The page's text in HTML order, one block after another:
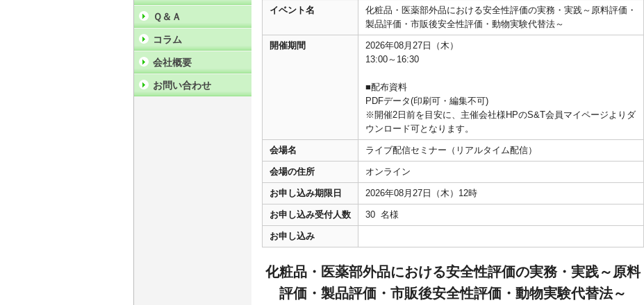
イベント名
化粧品・医薬部外品における安全性評価の実務・実践～原料評価・
製品評価・市販後安全性評価・動物実験代替法～
開催期間
2026年08月27日（木）
13:00～16:30
■配布資料
PDFデータ(印刷可・編集不可)
※開催2日前を目安に、主催会社様HPのS&T会員マイページよりダ
ウンロード可となります。
会場名 ライブ配信セミナー（リアルタイム配信）
会場の住所 オンライン
お申し込み期限日 2026年08月27日（木）12時
お申し込み受付人数 30 名様
お申し込み
化粧品・医薬部外品における安全性評価の実務・実践～原料
評価・製品評価・市販後安全性評価・動物実験代替法～
Ｑ＆Ａ
コラム
会社概要
お問い合わせ